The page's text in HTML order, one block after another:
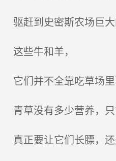
驱赶到史密斯农场巨大
这些牛和羊，
它们并不全靠吃草场里
青草没有多少营养，只
真正要让它们长膘，还